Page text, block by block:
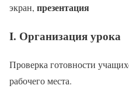
экран, презентация
I. Организация урока
Проверка готовности
рабочего места.